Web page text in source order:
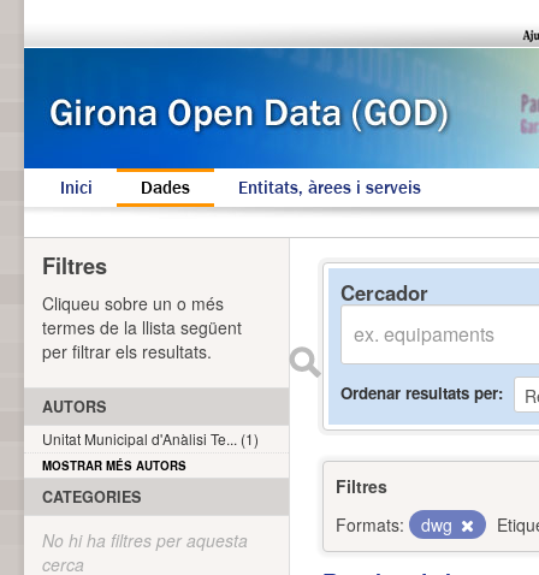
Inici Dades Entitats, àrees i serveis
Cercador
Ordenar resultats per
Filtres
Formats:
dwg
Filtres
Cliqueu sobre un o més
termes de la llista següent
per filtrar els resultats.
AUTORS
Unitat Municipal d'Anàlisi Te... (1)
MOSTRAR MÉS AUTORS
CATEGORIES
No hi ha filtres per aquesta
cerca